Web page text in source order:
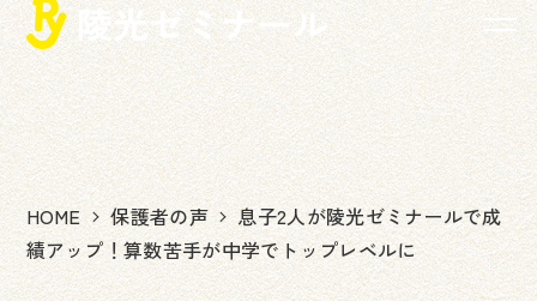
メ
イ
ン
コ
ン
テ
ン
ツ
へ
HOME 保護者の声
息子2人が陵光ゼミナールで成
績アップ！算数苦手が中学でトップレベルに